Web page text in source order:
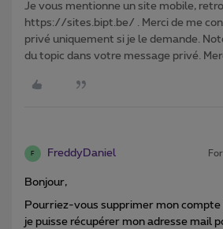
Je vous mentionne un site mobile,
https://sites.bipt.be/ . Merci de me
privé uniquement si je le demande.
du topic dans votre message privé.
F FreddyDaniel
Bonjour,
Pourriez-vous supprimer mon compte
je puisse récupérer mon adresse mail